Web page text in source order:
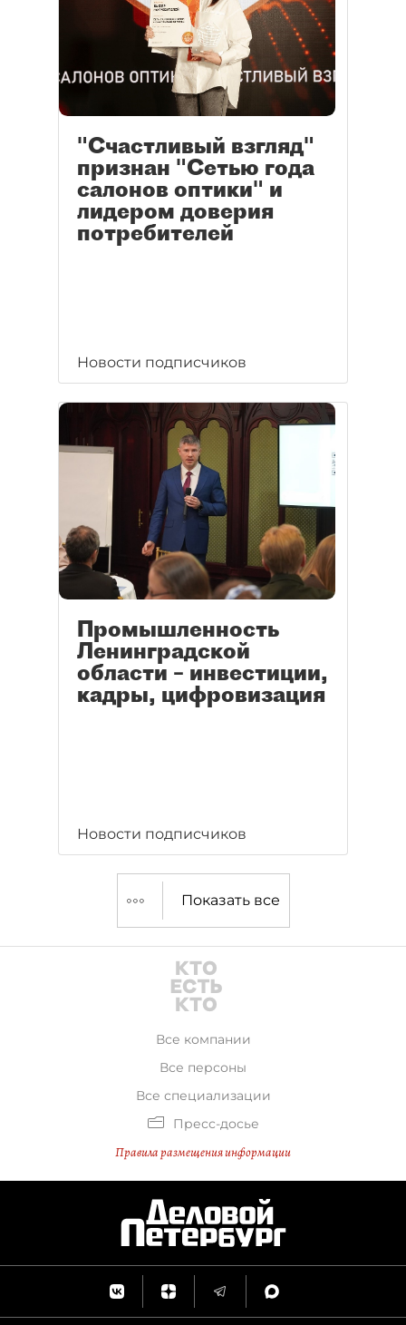
"Счастливый взгляд"
признан "Сетью года
салонов оптики" и
лидером доверия
потребителей
Новости подписчиков
Промышленность
Ленинградской
области – инвестиции,
кадры, цифровизация
Новости подписчиков
Показать все
Все компании
Все персоны
Все специализации
Пресс-досье
Правила размещения информации